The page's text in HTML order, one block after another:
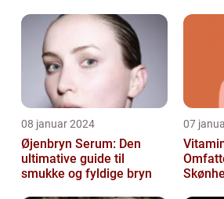
08 januar 2024
Øjenbryn Serum: Den
ultimative guide til
smukke og fyldige bryn
07